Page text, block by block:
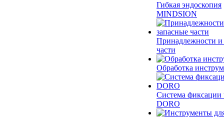
Гибкая эндоскопия
MINDSION
Принадлежности и
части
Обработка
Система фиксации
DORO